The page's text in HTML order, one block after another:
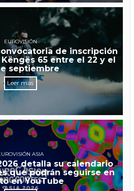
EUROVISIÓN
de inscripción
65 entre el 22 y el
septiembre
Leer más
ASIA
detalla su calendario
que podrán seguirse en
en YouTube